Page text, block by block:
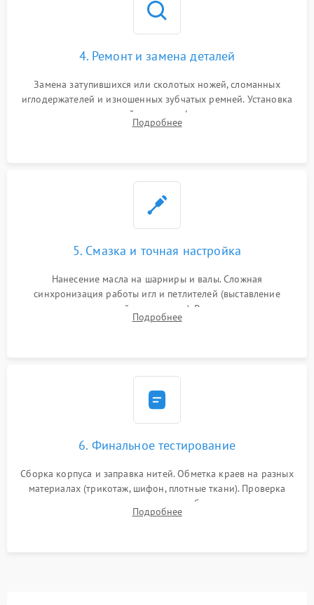
4. Ремонт и замена деталей
Замена затупившихся или сколотых ножей, сломанных
иглодержателей и изношенных зубчатых ремней. Установка
новых петлителей взамен деформированных.
Восстановление контактов в педали и цепях
Подробнее
5. Смазка и точная настройка
Нанесение масла на шарниры и валы. Сложная
синхронизация работы игл и петлителей (выставление
зазоров до сотых долей миллиметра). Регулировка прижима
ножей, ширины обметки и хода дифференциального
Подробнее
6. Финальное тестирование
Сборка корпуса и заправка нитей. Обметка краев на разных
материалах (трикотаж, шифон, плотные ткани). Проверка
ровности среза, эластичности шва, работы ролевого шва и
отсутствия стягивания или волнистости ткани.
Подробнее